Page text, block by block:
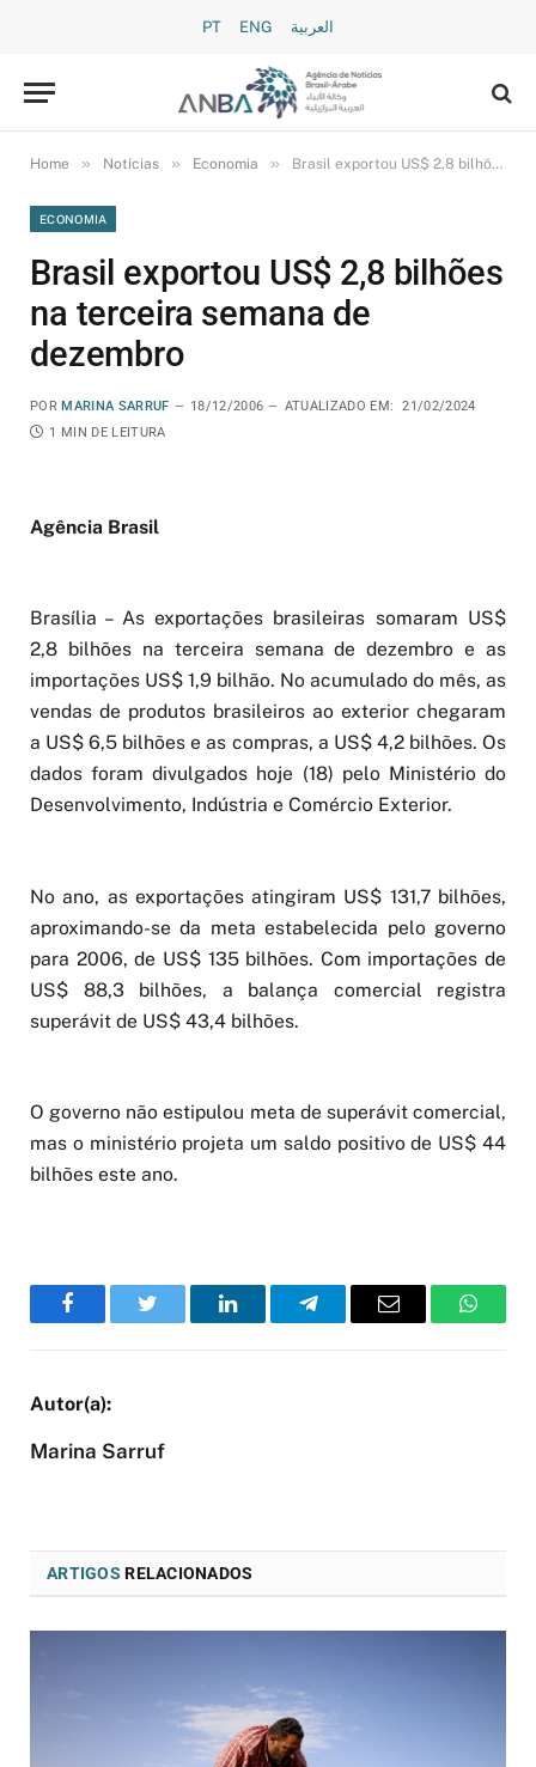
PT ENG العربية
Home » Notícias » Economia » Brasil exportou US$ 2,8 bilhões na terceira semana de dezembro
ECONOMIA
Brasil exportou US$ 2,8 bilhões
na terceira semana de
dezembro
POR MARINA SARRUF 18/12/2006 ATUALIZADO EM:
21/02/2024
1 MIN DE LEITURA
Agência Brasil
Brasília – As exportações brasileiras somaram US$
2,8 bilhões na terceira semana de dezembro e as
importações US$ 1,9 bilhão. No acumulado do mês, as
vendas de produtos brasileiros ao exterior chegaram
a US$ 6,5 bilhões e as compras, a US$ 4,2 bilhões. Os
dados foram divulgados hoje (18) pelo Ministério do
Desenvolvimento, Indústria e Comércio Exterior.
No ano, as exportações atingiram US$ 131,7 bilhões,
aproximando-se da meta estabelecida pelo governo
para 2006, de US$ 135 bilhões. Com importações de
US$ 88,3 bilhões, a balança comercial registra
superávit de US$ 43,4 bilhões.
O governo não estipulou meta de superávit comercial,
mas o ministério projeta um saldo positivo de US$ 44
bilhões este ano.
FacebookTwitter LinkedInTelegramEmail
Marina Sarruf
ARTIGOS RELACIONADOS